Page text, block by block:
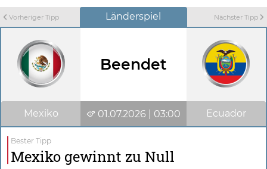
Vorheriger Tipp Länderspiel Nächster Tipp
Beendet
Mexiko 01.07.2026 | 03:00 Ecuador
Bester Tipp
Mexiko gewinnt zu Null